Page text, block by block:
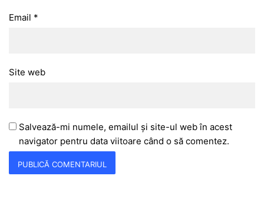
Email *
Site web
Salvează-mi numele, emailul și site-ul web în acest
navigator pentru data viitoare când o să comentez.